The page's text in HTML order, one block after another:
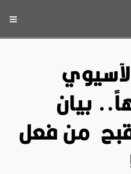
بيان
من فعل